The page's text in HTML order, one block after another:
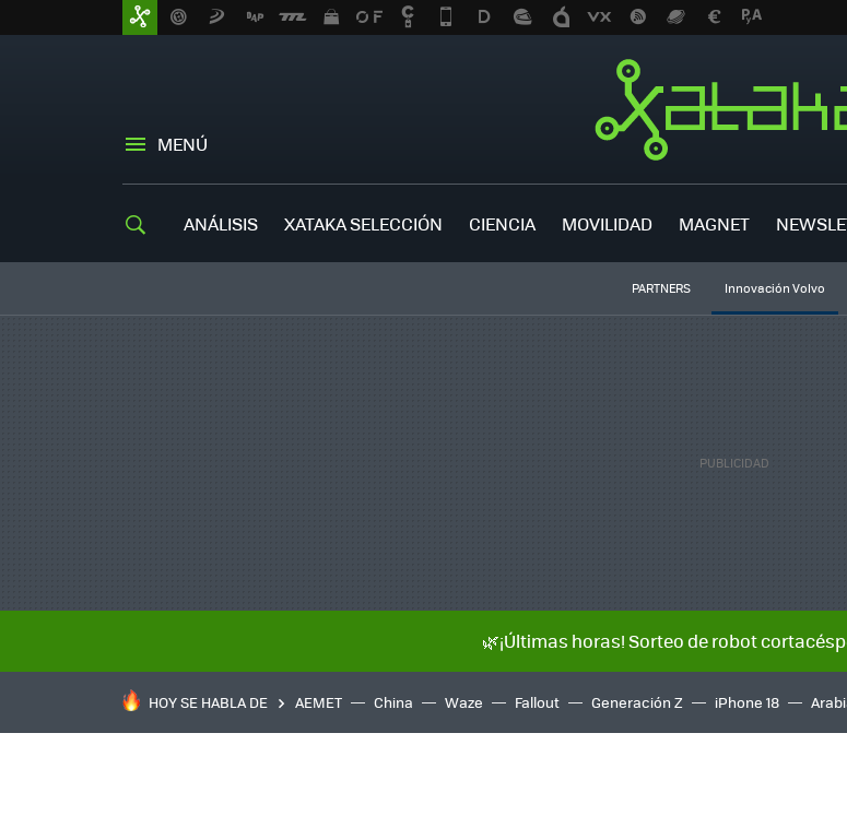
MENÚ
ANÁLISIS XATAKA SELECCIÓN CIENCIA MOVILIDAD MAGNET
PARTNERS Innovación Volvo
🌿¡Últimas horas! Sorteo de robot
HOY SE HABLA DE AEMET China Waze Fallout Generación Z iPhone 18